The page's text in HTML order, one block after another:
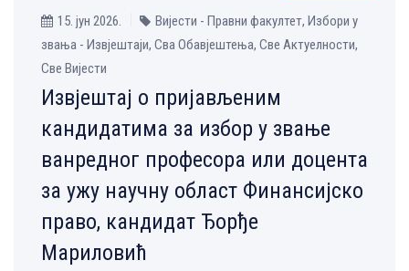
15. јун 2026.
Вијести - Правни факултет, Избори у
звања - Извјештаји, Сва Обавјештења, Све Aктуелности,
Све Вијести
Извјештај о пријављеним
кандидатима за избор у звање
ванредног професора или доцента
за ужу научну област Финансијско
право, кандидат Ђорђе
Мариловић